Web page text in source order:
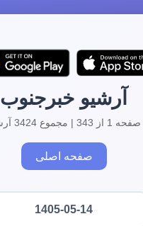
آرشیو خبرجنوب
صفحه 1 از 343 | مجموع 3424 آرشیو
صفحه اصلی
1405-05-14